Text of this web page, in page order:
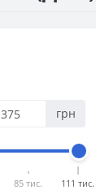
грн
85 тис. 111 тис.